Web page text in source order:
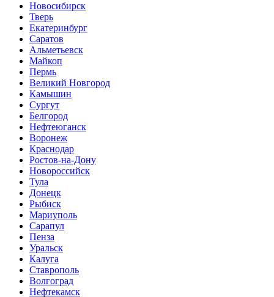
Новосибирск
Тверь
Екатеринбург
Саратов
Альметьевск
Майкоп
Пермь
Великий Новгород
Камышин
Сургут
Белгород
Нефтеюганск
Воронеж
Краснодар
Ростов-на-Дону
Новороссийск
Тула
Донецк
Рыбиск
Мариуполь
Сарапул
Пенза
Уральск
Калуга
Ставрополь
Волгоград
Нефтекамск